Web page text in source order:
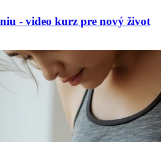
- video kurz pre nový život